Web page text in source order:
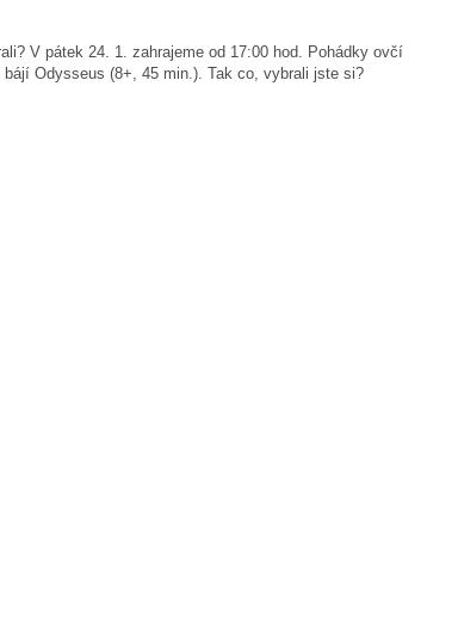
V pátek 24. 1. zahrajeme od 17:00 hod. Pohádky ovčí
Odysseus (8+, 45 min.). Tak co, vybrali jste si?